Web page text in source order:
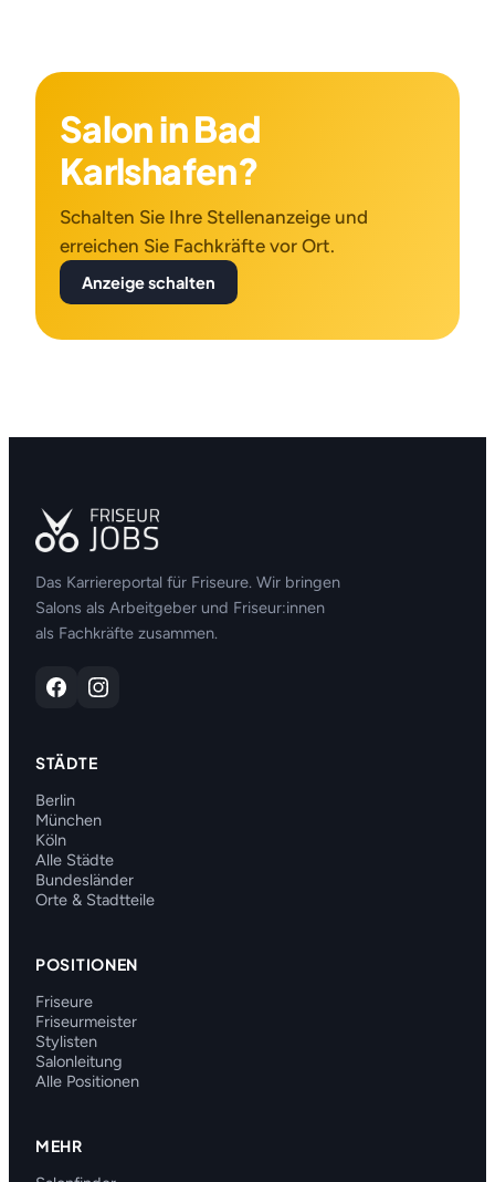
Salon in Bad
Karlshafen?
Schalten Sie Ihre Stellenanzeige und
erreichen Sie Fachkräfte vor Ort.
Anzeige schalten
Das Karriereportal für Friseure. Wir bringen
Salons als Arbeitgeber und Friseur:innen
als Fachkräfte zusammen.
STÄDTE
Berlin
München
Köln
Alle Städte
Bundesländer
Orte & Stadtteile
POSITIONEN
Friseure
Friseurmeister
Stylisten
Salonleitung
Alle Positionen
MEHR